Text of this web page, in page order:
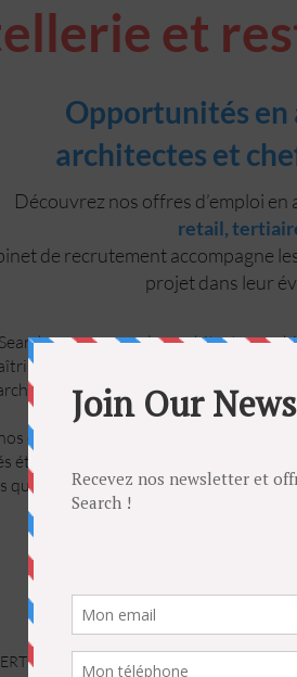
et
Opportunités
architectes et
Découvrez nos offres d’emploi
retail,
de recrutement accompagne
projet dans leur
accompagne les architectes,
d’œuvre dans leur recherche
intérieure.
offres d’emploi en CDI, CDD à
étant confidentielles, vous pouvez
qu’un poste correspond à votre profil.
LUXE